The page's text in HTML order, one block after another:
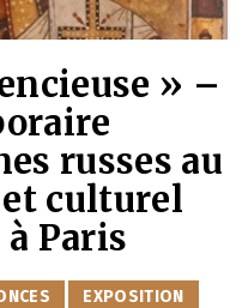
» –
russes au
culturel
Paris
EXPOSITION